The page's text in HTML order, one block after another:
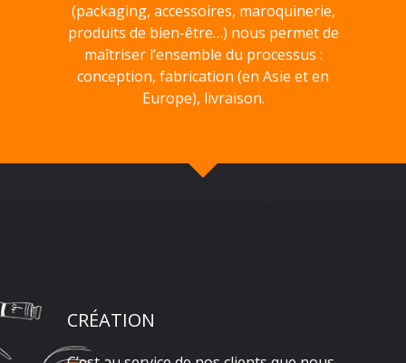
(packaging, accessoires, maroquinerie,
produits de bien-être…) nous permet de
maîtriser l’ensemble du processus :
conception, fabrication (en Asie et en
Europe), livraison.
CRÉATION